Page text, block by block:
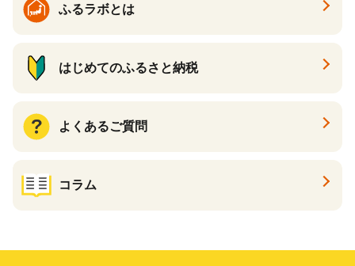
ふるラボとは
はじめてのふるさと納税
よくあるご質問
コラム